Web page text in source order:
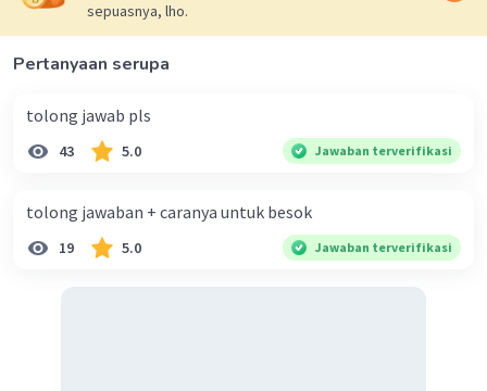
sepuasnya, lho.
Pertanyaan serupa
tolong jawab pls
43 5.0 Jawaban terverifikasi
tolong jawaban + caranya untuk besok
19 5.0 Jawaban terverifikasi